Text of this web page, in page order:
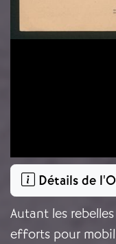
Détails de
Autant les
efforts pour